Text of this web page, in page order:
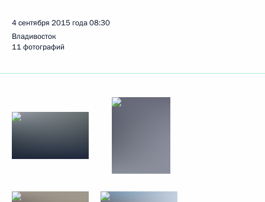
4 сентября 2015 года08:30
Владивосток
11 фотографий